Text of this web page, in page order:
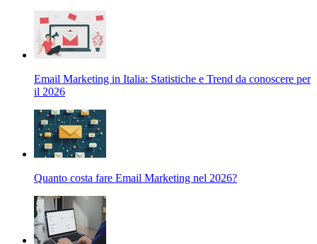
Email Marketing in Italia: Statistiche e Trend da conoscere per
il 2026
Quanto costa fare Email Marketing nel 2026?